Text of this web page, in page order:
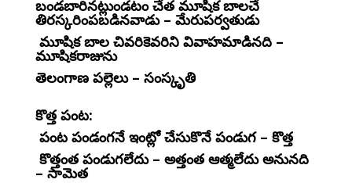
బండబారినట్లుండటం చేత మూషిక బాలచే
తిరస్కరింపబడినవాడు – మేరుపర్వతుడు
మూషిక బాల చివరికెవరిని వివాహమాడినది –
మూషికరాజును
తెలంగాణ పల్లెలు – సంస్కృతి
కొత్త పంట:
పంట పండంగనే ఇంట్లో చేసుకొనే పండుగ – కొత్త
కొత్తంత పండుగలేదు – అత్తంత ఆత్మలేదు అనునది
– సామెత